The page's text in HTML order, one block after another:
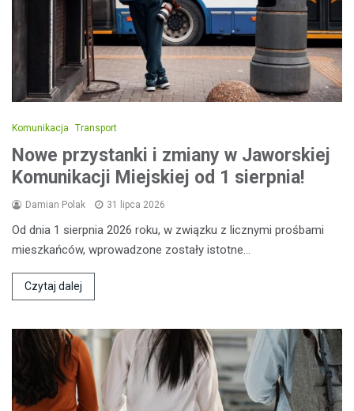
Komunikacja Transport
Nowe przystanki i zmiany w Jaworskiej
Komunikacji Miejskiej od 1 sierpnia!
Damian Polak 31 lipca 2026
Od dnia 1 sierpnia 2026 roku, w związku z licznymi prośbami
mieszkańców, wprowadzone zostały istotne…
Czytaj dalej